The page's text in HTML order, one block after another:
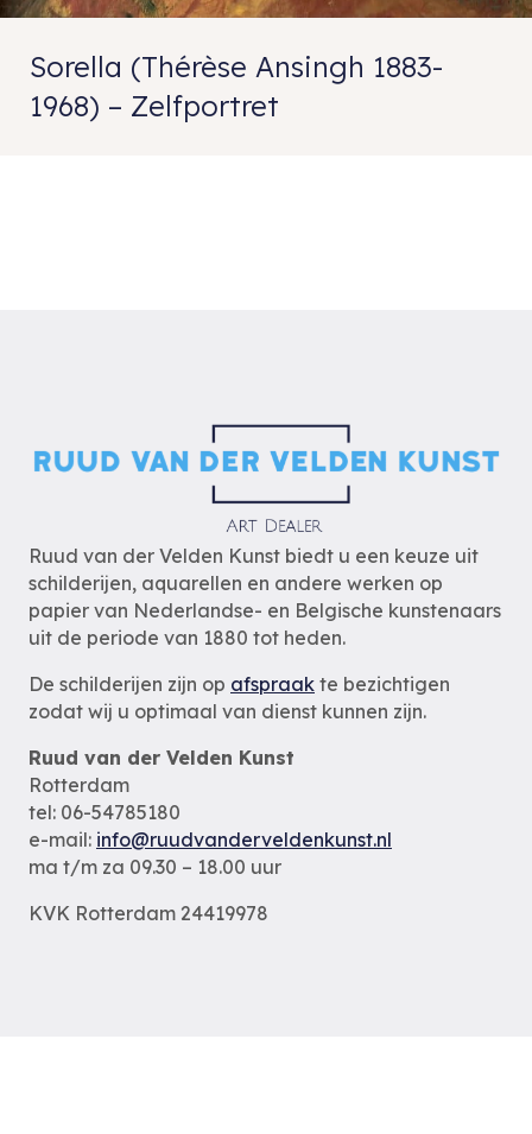
Sorella (Thérèse Ansingh 1883-
1968) – Zelfportret
Ruud van der Velden Kunst biedt u een keuze uit
schilderijen, aquarellen en andere werken op
papier van Nederlandse- en Belgische kunstenaars
uit de periode van 1880 tot heden.
De schilderijen zijn op afspraak te bezichtigen
zodat wij u optimaal van dienst kunnen zijn.
Ruud van der Velden Kunst
Rotterdam
tel: 06-54785180
e-mail: info@ruudvanderveldenkunst.nl
ma t/m za 09.30 – 18.00 uur
KVK Rotterdam 24419978